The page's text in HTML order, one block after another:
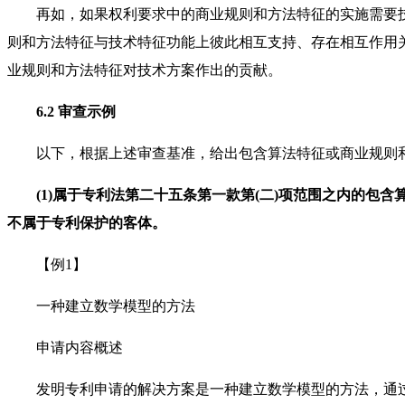
再如，如果权利要求中的商业规则和方法特征的实施需要
则和方法特征与技术特征功能上彼此相互支持、存在相互作
业规则和方法特征对技术方案作出的贡献。
6.2 审查示例
以下，根据上述审查基准，给出包含算法特征或商业规则
(1)属于专利法第二十五条第一款第(二)项范围之内的包含
不属于专利保护的客体。
【例1】
一种建立数学模型的方法
申请内容概述
发明专利申请的解决方案是一种建立数学模型的方法，通